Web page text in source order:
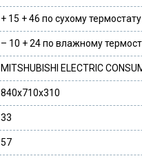
+ 15 + 46 по сухому термостату
– 10 + 24 по влажному
MITSHUBISHI ELECTRIC
840х710х310
33
57